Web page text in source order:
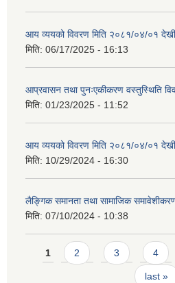
आय व्ययको विवरण मिति २०८१/०४/०१
मिति: 06/17/2025 - 16:13
आप्रवासन तथा पुनःएकीकरण वस्तुस्थिति
मिति: 01/23/2025 - 11:52
आय व्ययको विवरण मिति २०८१/०४/०१
मिति: 10/29/2024 - 16:30
लैङ्गिक समानता तथा सामाजिक समावेशीकरण
मिति: 07/10/2024 - 10:38
Pages
1 2 3 4
last »